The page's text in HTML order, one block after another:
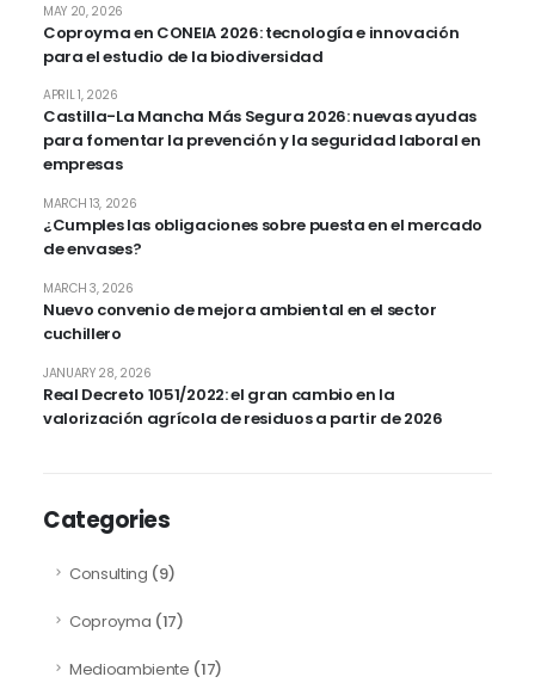
Coproyma en CONEIA 2026: tecnología e innovación
para el estudio de la biodiversidad
MAY 20, 2026
Castilla-La Mancha Más Segura 2026: nuevas ayudas
para fomentar la prevención y la seguridad laboral en
empresas
APRIL 1, 2026
¿Cumples las obligaciones sobre puesta en el mercado
de envases?
MARCH 13, 2026
Nuevo convenio de mejora ambiental en el sector
cuchillero
MARCH 3, 2026
Real Decreto 1051/2022: el gran cambio en la
valorización agrícola de residuos a partir de 2026
JANUARY 28, 2026
Categories
Consulting (9)
Coproyma (17)
Medioambiente (17)